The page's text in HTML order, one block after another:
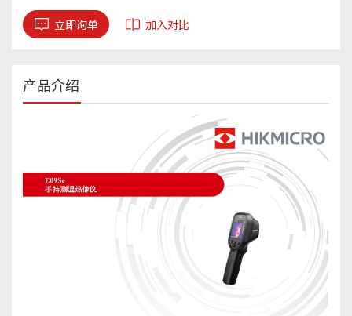
立即询单 加入对比
产品介绍